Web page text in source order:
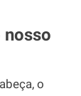
nosso
o